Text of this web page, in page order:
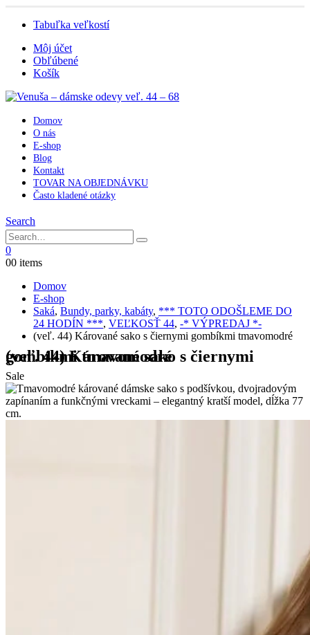
Tabuľka veľkostí
Môj účet
Obľúbené
Košík
Domov
O nás
E-shop
Blog
Kontakt
TOVAR NA OBJEDNÁVKU
Často kladené otázky
Search
0
00 items
Domov
E-shop
Saká, Bundy, parky, kabáty, *** TOTO ODOŠLEME DO
24 HODÍN ***, VEĽKOSŤ 44, -* VÝPREDAJ *-
(veľ. 44) Kárované sako s čiernymi gombíkmi tmavomodré
(veľ. 44) Kárované sako s čiernymi gombíkmi tmavomodré
Sale